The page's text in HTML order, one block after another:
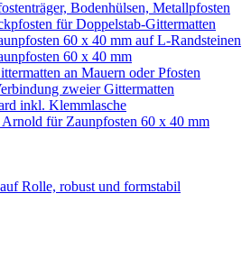
Bodenhülsen, Metallpfosten
für Doppelstab-Gittermatten
60 x 40 mm auf L-Randsteinen
60 x 40 mm
an Mauern oder Pfosten
zweier Gittermatten
inkl. Klemmlasche
Arnold für Zaunpfosten 60 x 40 mm
Rolle, robust und formstabil